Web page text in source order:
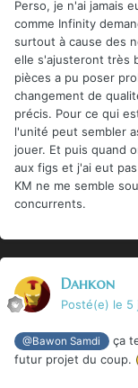
Perso, je n'ai jamais
comme Infinity
surtout à cause des
elle s'ajusteront très
pièces a pu poser
changement de
précis. Pour ce qui
l'unité peut sembler
jouer. Et puis quand
aux figs et j'ai eut
KM ne me semble
concurrents.
Dahkon
Posté(e) le 5
@Bawon Samdi
ça
futur projet du coup.